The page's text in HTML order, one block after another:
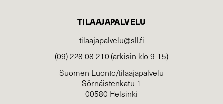
TILAAJAPALVELU
tilaajapalvelu@sll.fi
(09) 228 08 210 (arkisin klo 9-15)
Suomen Luonto/tilaajapalvelu
Sörnäistenkatu 1
00580 Helsinki